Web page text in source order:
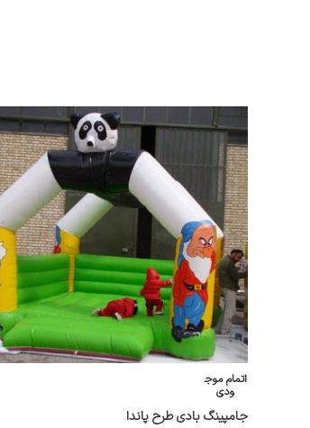
اتمام موج
ودی
جامپینگ بادی طرح پاندا